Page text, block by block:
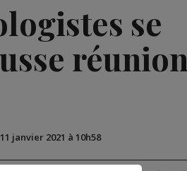
se
réunion
janvier 2021 à 10h58